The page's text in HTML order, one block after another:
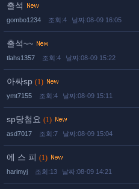
출석
gombo1234 조회:4 날짜:08-09 16:05
출석~~
tlahs1357 조회:4 날짜:08-09 15:22
아싸sp (1)
ymt7155 조회:4 날짜:08-09 15:11
sp당첨요 (1)
asd7017 조회:7 날짜:08-09 15:04
에 스 피 (1)
harimyj 조회:13 날짜:08-09 14:21